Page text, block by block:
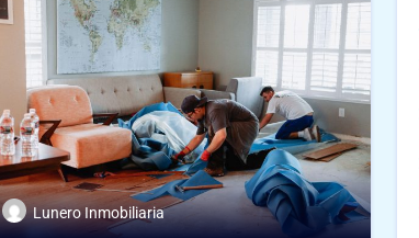
Lunero Inmobiliaria